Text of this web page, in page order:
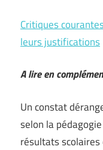
Critiques
leurs justifications
A lire en
Un constat
selon la
résultats